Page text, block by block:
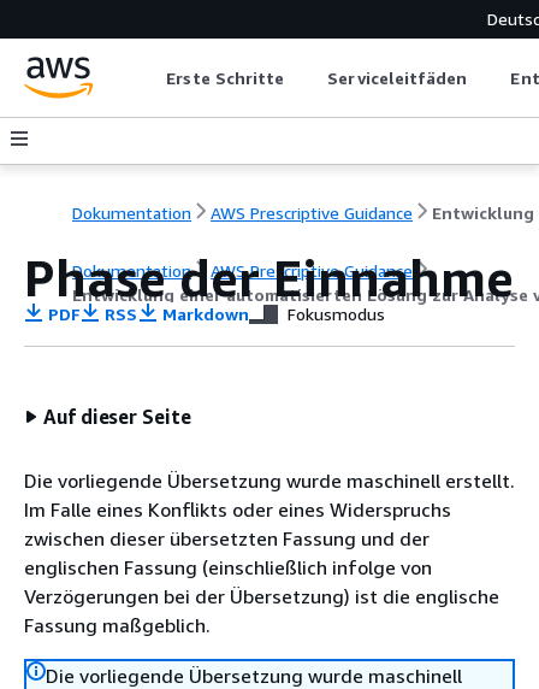
Erste Schritte Serviceleitfäden
Dokumentation AWS Prescriptive Guidance
Dokumentation
AWS Prescriptive Guidance
Entwicklung einer automatisierten Lösung zur Analyse
Phase der Einnahme
PDF RSS Markdown Fokusmodus
Auf dieser Seite
Die vorliegende Übersetzung wurde maschinell erstellt.
Im Falle eines Konflikts oder eines Widerspruchs
zwischen dieser übersetzten Fassung und der
englischen Fassung (einschließlich infolge von
Verzögerungen bei der Übersetzung) ist die englische
Fassung maßgeblich.
Die vorliegende Übersetzung wurde maschinell